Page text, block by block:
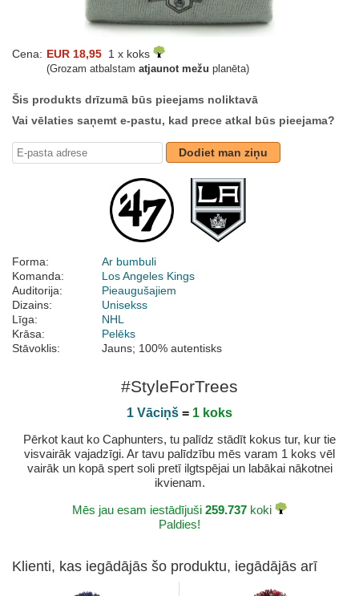
Cena: EUR 18,95 1 x koks
(Grozam atbalstam atjaunot mežu planēta)
Šis produkts drīzumā būs pieejams noliktavā
Vai vēlaties saņemt e-pastu, kad prece atkal būs pieejama?
Dodiet man ziņu
Forma:
Ar bumbuli
Komanda:
Los Angeles Kings
Auditorija:
Pieaugušajiem
Dizains:
Unisekss
Līga:
NHL
Krāsa:
Pelēks
Stāvoklis:
Jauns; 100% autentisks
#StyleForTrees
1 Vāciņš = 1 koks
Pērkot kaut ko Caphunters, tu palīdz stādīt kokus tur, kur tie
visvairāk vajadzīgi. Ar tavu palīdzību mēs varam 1 koks vēl
vairāk un kopā spert soli pretī ilgtspējai un labākai nākotnei
ikvienam.
Mēs jau esam iestādījuši 259.737 koki
Paldies!
Klienti, kas iegādājās šo produktu, iegādājās arī